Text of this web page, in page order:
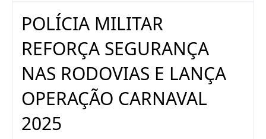
POLÍCIA MILITAR
REFORÇA SEGURANÇA
NAS RODOVIAS E LANÇA
OPERAÇÃO CARNAVAL
2025